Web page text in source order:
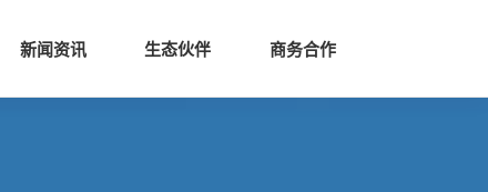
商业服务 新闻资讯 生态伙伴
新闻资讯 生态伙伴 商务合作